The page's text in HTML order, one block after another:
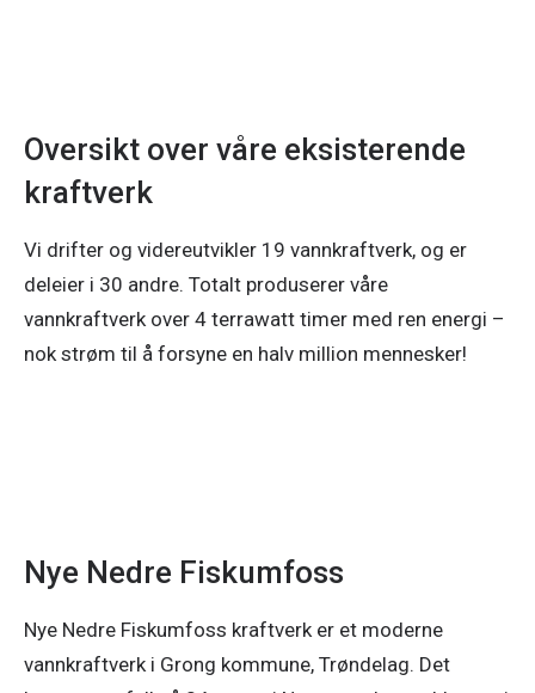
Oversikt over våre eksisterende
kraftverk
Vi drifter og videreutvikler 19 vannkraftverk, og er
deleier i 30 andre. Totalt produserer våre
vannkraftverk over 4 terrawatt timer med ren energi –
nok strøm til å forsyne en halv million mennesker!
Nye Nedre Fiskumfoss
Nye Nedre Fiskumfoss kraftverk er et moderne
vannkraftverk i Grong kommune, Trøndelag. Det